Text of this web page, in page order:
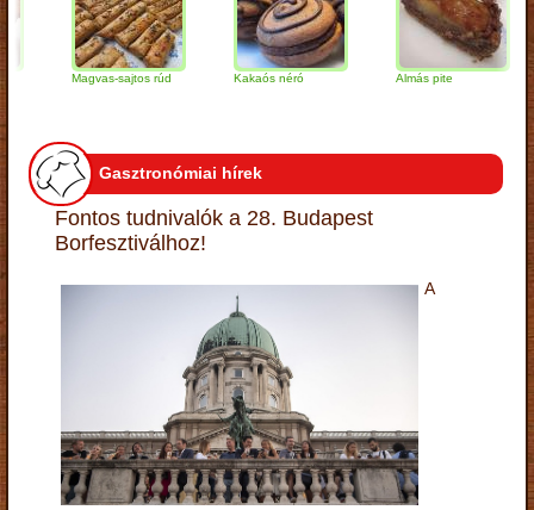
Magvas-sajtos rúd Kakaós néró Almás pite
Gasztronómiai hírek
Fontos tudnivalók a 28. Budapest
Borfesztiválhoz!
A